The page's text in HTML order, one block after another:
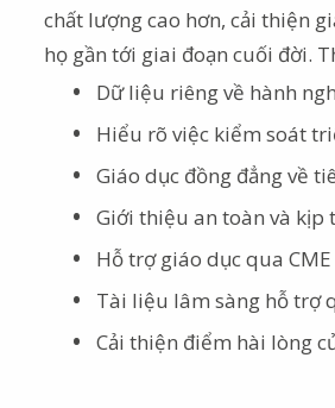
chất lượng cao hơn, cải thiện
họ gần tới giai đoạn cuối đời.
Dữ liệu riêng về hành
Hiểu rõ việc kiểm soát
Giáo dục đồng đẳng về
Giới thiệu an toàn và kịp
Hỗ trợ giáo dục qua
Tài liệu lâm sàng hỗ trợ
Cải thiện điểm hài lòng